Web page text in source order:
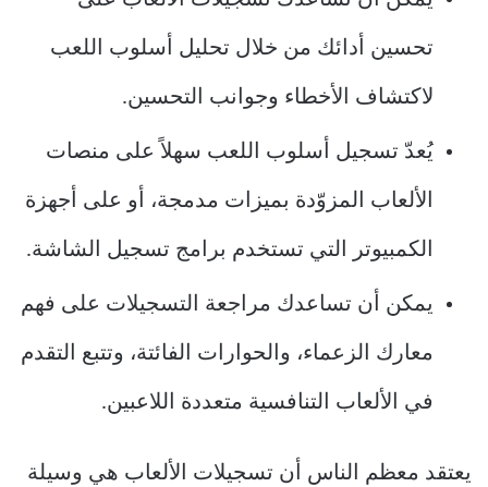
تحسين أدائك من خلال تحليل أسلوب اللعب
لاكتشاف الأخطاء وجوانب التحسين.
يُعدّ تسجيل أسلوب اللعب سهلاً على منصات
الألعاب المزوّدة بميزات مدمجة، أو على أجهزة
الكمبيوتر التي تستخدم برامج تسجيل الشاشة.
يمكن أن تساعدك مراجعة التسجيلات على فهم
معارك الزعماء، والحوارات الفائتة، وتتبع التقدم
في الألعاب التنافسية متعددة اللاعبين.
يعتقد معظم الناس أن تسجيلات الألعاب هي وسيلة